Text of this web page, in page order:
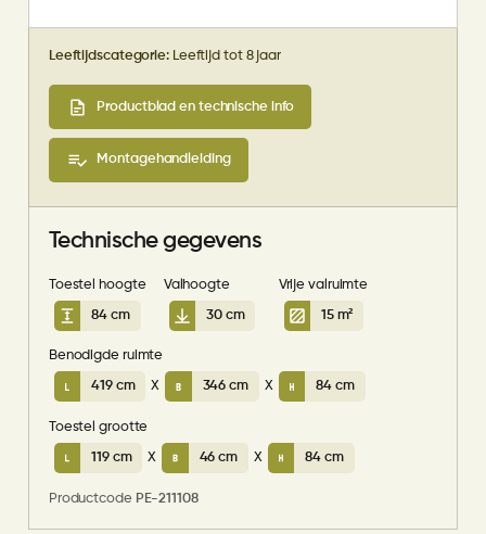
Leeftijdscategorie:Leeftijd tot 8 jaar
Productblad en technische info
Montagehandleiding
Technische gegevens
Toestel hoogte
84 cm
Valhoogte
30 cm
Vrije valruimte
15 m²
Benodigde ruimte
419 cm X 346 cm X 84 cm
Toestel grootte
119 cm X 46 cm X 84 cm
Productcode PE-211108